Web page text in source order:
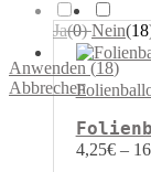
4,25€–
Ja(0) Nein(18
Anwenden (18)
Abbrechen